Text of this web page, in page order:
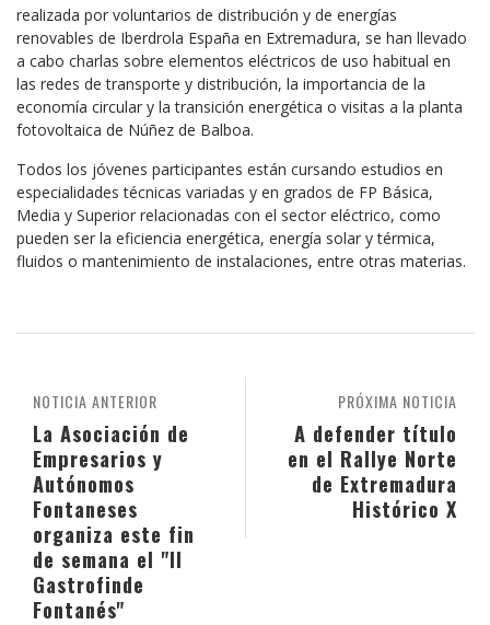
realizada por voluntarios de distribución y de energías
renovables de Iberdrola España en Extremadura, se han llevado
a cabo charlas sobre elementos eléctricos de uso habitual en
las redes de transporte y distribución, la importancia de la
economía circular y la transición energética o visitas a la planta
fotovoltaica de Núñez de Balboa.
Todos los jóvenes participantes están cursando estudios en
especialidades técnicas variadas y en grados de FP Básica,
Media y Superior relacionadas con el sector eléctrico, como
pueden ser la eficiencia energética, energía solar y térmica,
fluidos o mantenimiento de instalaciones, entre otras materias.
PRÓXIMA NOTICIA
A defender título
en el Rallye Norte
de Extremadura
Histórico X
NOTICIA ANTERIOR
La Asociación de
Empresarios y
Autónomos
Fontaneses
organiza este fin
de semana el "II
Gastrofinde
Fontanés"